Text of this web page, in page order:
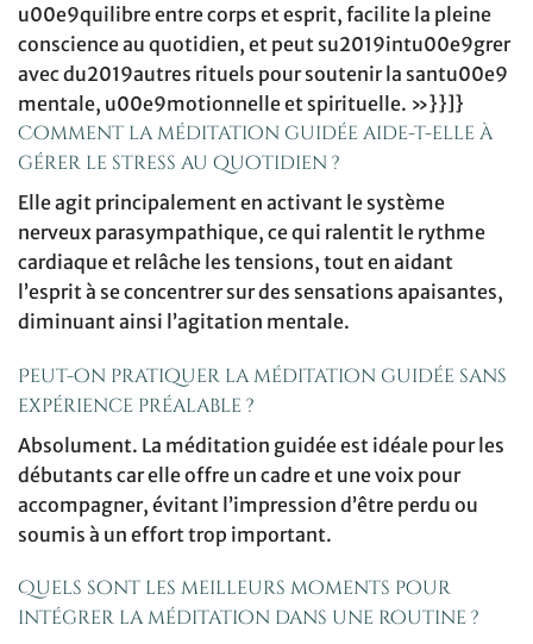
u00e9quilibre entre corps et esprit, facilite la pleine
conscience au quotidien, et peut su2019intu00e9grer
avec du2019autres rituels pour soutenir la santu00e9
mentale, u00e9motionnelle et spirituelle. »}}]}
Comment la méditation guidée aide-t-elle à
gérer le stress au quotidien ?
Elle agit principalement en activant le système
nerveux parasympathique, ce qui ralentit le rythme
cardiaque et relâche les tensions, tout en aidant
l’esprit à se concentrer sur des sensations apaisantes,
diminuant ainsi l’agitation mentale.
Peut-on pratiquer la méditation guidée sans
expérience préalable ?
Absolument. La méditation guidée est idéale pour les
débutants car elle offre un cadre et une voix pour
accompagner, évitant l’impression d’être perdu ou
soumis à un effort trop important.
Quels sont les meilleurs moments pour
intégrer la méditation dans une routine ?